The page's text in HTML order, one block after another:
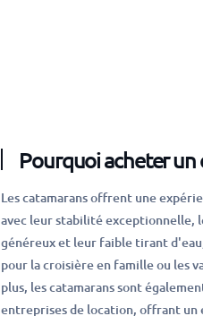
Pourquoi acheter un
Les catamarans offrent une
avec leur stabilité exceptionnelle,
généreux et leur faible tirant
pour la croisière en famille ou les
plus, les catamarans sont
entreprises de location, offrant